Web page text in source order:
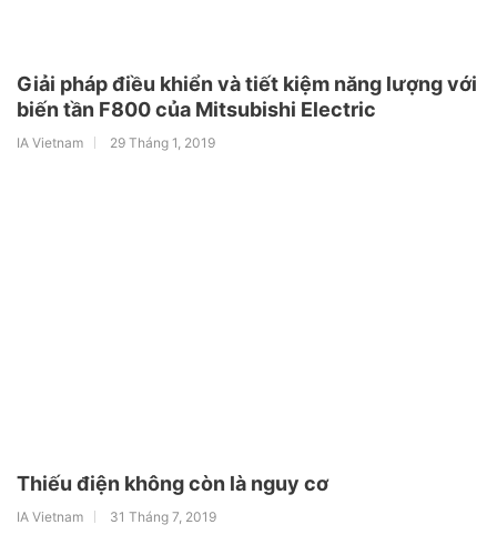
Giải pháp điều khiển và tiết kiệm năng lượng với
biến tần F800 của Mitsubishi Electric
IA Vietnam 29 Tháng 1, 2019
Thiếu điện không còn là nguy cơ
IA Vietnam 31 Tháng 7, 2019